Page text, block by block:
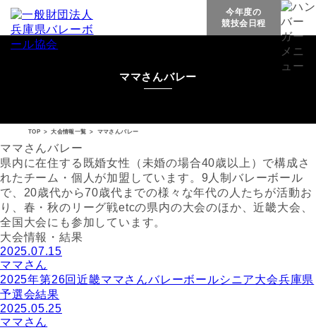
今年度の
競技会日程
ママさんバレー
TOP > 大会情報一覧 > ママさんバレー
ママさんバレー
県内に在住する既婚女性（未婚の場合40歳以上）で構成さ
れたチーム・個人が加盟しています。9人制バレーボール
で、20歳代から70歳代までの様々な年代の人たちが活動お
り、春・秋のリーグ戦etcの県内の大会のほか、近畿大会、
全国大会にも参加しています。
大会情報・結果
2025.07.15
ママさん
2025年第26回近畿ママさんバレーボールシニア大会兵庫県
予選会結果
2025.05.25
ママさん